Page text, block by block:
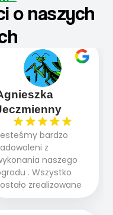
o naszych
bardzo
z
naszego
. Wszystko
zrealizowane
rzetelnie i